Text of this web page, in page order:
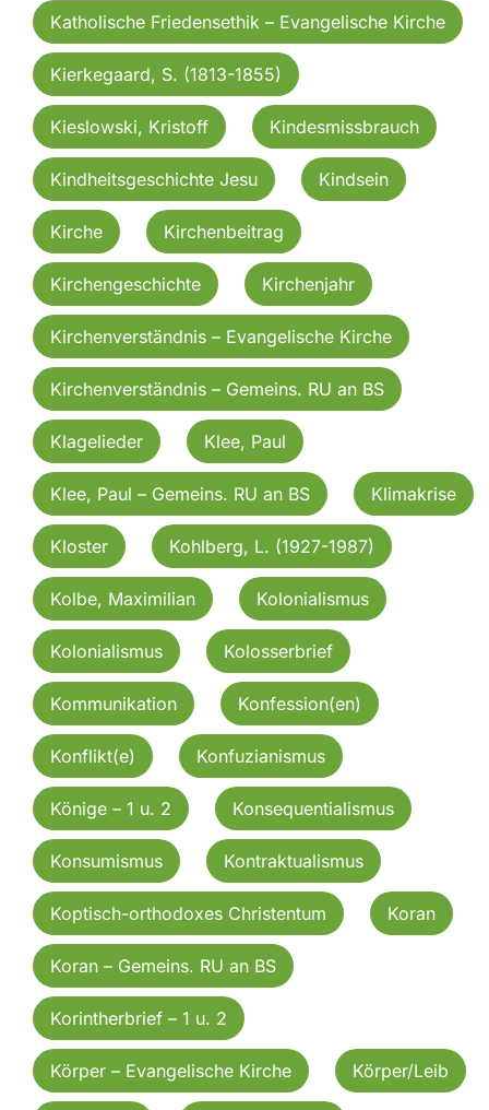
Katholische Friedensethik – Evangelische Kirche
Kierkegaard, S. (1813-1855)
Kieslowski, Kristoff Kindesmissbrauch
Kindheitsgeschichte Jesu Kindsein
Kirche Kirchenbeitrag
Kirchengeschichte Kirchenjahr
Kirchenverständnis – Evangelische Kirche
Kirchenverständnis – Gemeins. RU an BS
Klagelieder Klee, Paul
Klee, Paul – Gemeins. RU an BS Klimakrise
Kloster Kohlberg, L. (1927-1987)
Kolbe, Maximilian Kolonialismus
Kolonialismus Kolosserbrief
Kommunikation Konfession(en)
Konflikt(e) Konfuzianismus
Könige – 1 u. 2 Konsequentialismus
Konsumismus Kontraktualismus
Koptisch-orthodoxes Christentum Koran
Koran – Gemeins. RU an BS
Korintherbrief – 1 u. 2
Körper – Evangelische Kirche Körper/Leib